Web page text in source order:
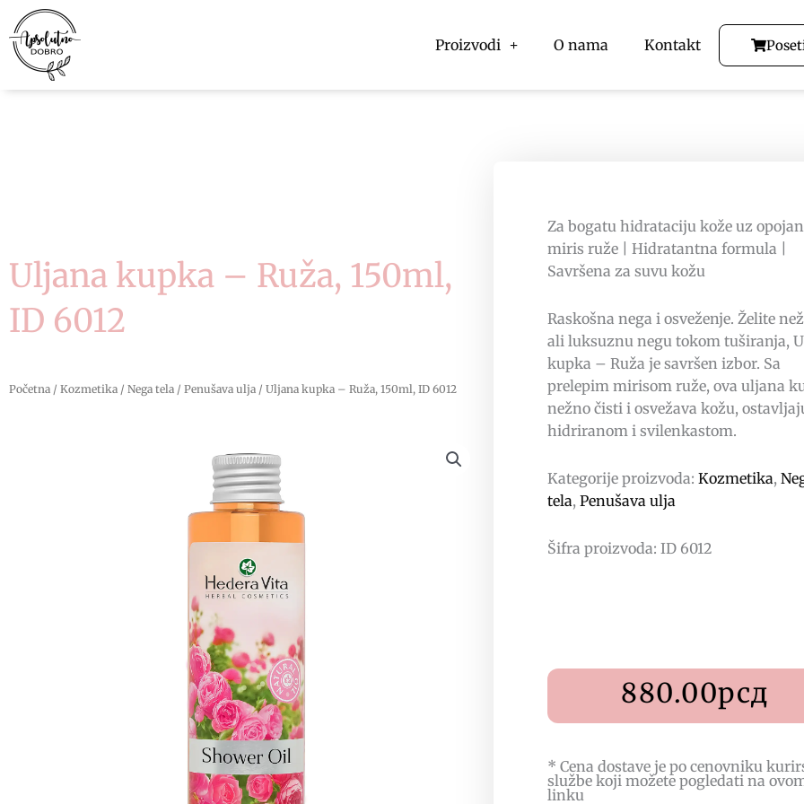
Pređi
na
sadržaj
Proizvodi O nama Kontakt
Uljana kupka – Ruža, 150ml,
ID 6012
Početna / Kozmetika / Nega tela / Penušava ulja / Uljana kupka – Ruža, 150ml, ID 6012
Za bogatu hidrataciju kože uz opojan
miris ruže | Hidratantna formula |
Savršena za suvu kožu
Raskošna nega i osveženje. Želite
ali luksuznu negu tokom tuširanja,
kupka – Ruža je savršen izbor. Sa
prelepim mirisom ruže, ova uljana
nežno čisti i osvežava kožu,
hidriranom i svilenkastom.
Kategorije proizvoda: Kozmetika,
tela, Penušava ulja
Šifra proizvoda: ID 6012
880.00рсд
* Cena dostave je po cenovniku
službe koji možete pogledati na
linku